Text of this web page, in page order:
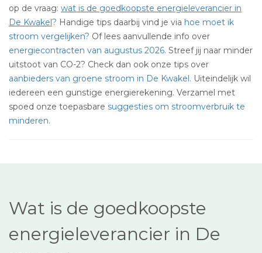
op de vraag: wat is de goedkoopste energieleverancier in
De Kwakel? Handige tips daarbij vind je via hoe moet ik
stroom vergelijken? Of lees aanvullende info over
energiecontracten van augustus 2026. Streef jij naar minder
uitstoot van CO-2? Check dan ook onze tips over
aanbieders van groene stroom in De Kwakel. Uiteindelijk wil
iedereen een gunstige energierekening. Verzamel met
spoed onze toepasbare suggesties om stroomverbruik te
minderen.
Wat is de goedkoopste
energieleverancier in De